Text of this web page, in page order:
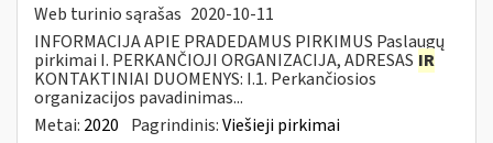
Web turinio sąrašas 2020-10-11
INFORMACIJA APIE PRADEDAMUS PIRKIMUS Paslaugų
pirkimai I. PERKANČIOJI ORGANIZACIJA, ADRESAS IR
KONTAKTINIAI DUOMENYS: I.1. Perkančiosios
organizacijos pavadinimas...
Metai: 2020 Pagrindinis:Viešieji pirkimai